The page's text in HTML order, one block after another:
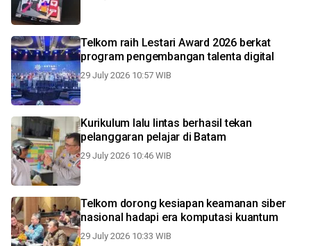
Telkom raih Lestari Award 2026 berkat
program pengembangan talenta digital
29 July 2026 10:57 WIB
Kurikulum lalu lintas berhasil tekan
pelanggaran pelajar di Batam
29 July 2026 10:46 WIB
Telkom dorong kesiapan keamanan siber
nasional hadapi era komputasi kuantum
29 July 2026 10:33 WIB